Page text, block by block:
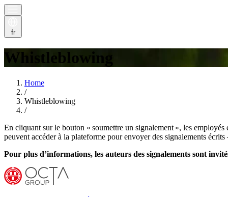
fr
Whistleblowing
Home
/
Whistleblowing
/
En cliquant sur le bouton « soumettre un signalement », les
peuvent accéder à la plateforme pour envoyer des signalements
Pour plus d’informations, les auteurs des signalements sont